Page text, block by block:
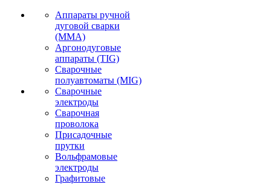
Аппараты ручной
дуговой сварки
(MMA)
Аргонодуговые
аппараты (TIG)
Сварочные
полуавтоматы (MIG)
Сварочные
электроды
Сварочная
проволока
Присадочные
прутки
Вольфрамовые
электроды
Графитовые